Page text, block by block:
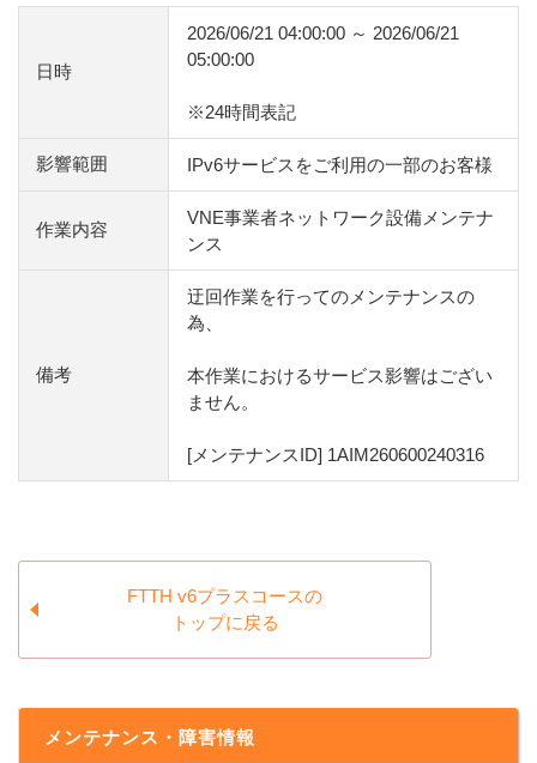
日時
2026/06/21 04:00:00 ～ 2026/06/21
05:00:00
※24時間表記
影響範囲 IPv6サービスをご利用の一部のお客様
作業内容
VNE事業者ネットワーク設備メンテナ
ンス
備考
迂回作業を行ってのメンテナンスの
為、
本作業におけるサービス影響はござい
ません。
[メンテナンスID] 1AIM260600240316
FTTH v6プラスコースの
トップに戻る
メンテナンス・障害情報